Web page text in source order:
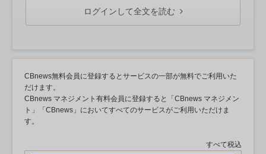
ログインして全文を読む
CBnews無料会員に登録するとサービスの一部が無料でご利用いた
だけます。
CBnews マネジメント有料会員に登録すると「CBnews マネジメン
ト」「CBnews」においてすべてのサービスがご利用いただけま
す。
すべて税込